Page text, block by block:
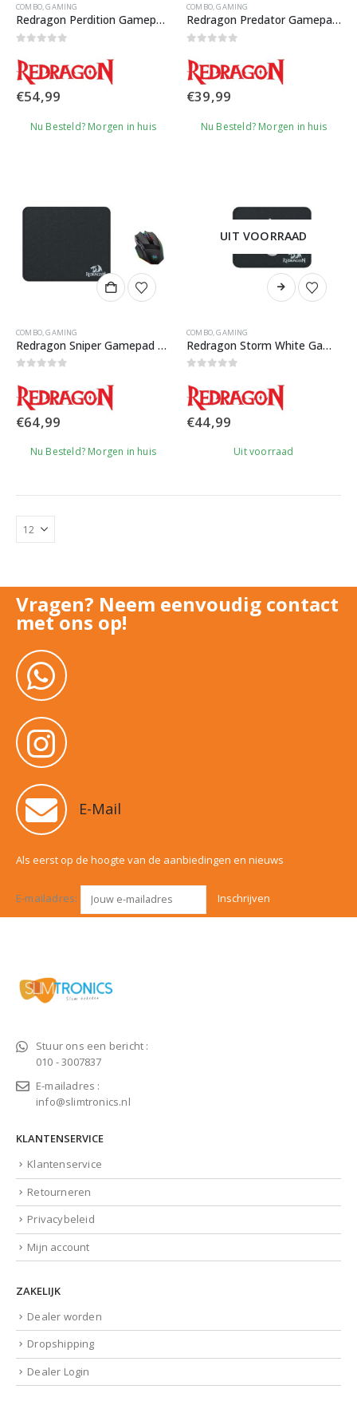
COMBO,GAMING
Redragon Perdition Gamepad Set
€54,99
Nu Besteld? Morgen in huis
COMBO,GAMING
Redragon Predator Gamepad Set
€39,99
Nu Besteld? Morgen in huis
COMBO ,GAMING
Redragon Sniper Gamepad set
€64,99
Nu Besteld? Morgen in huis
UIT VOORRAAD
COMBO ,GAMING
Redragon Storm White Gamepad Set
€44,99
Uit voorraad
Vragen? Neem eenvoudig contact
met ons op!
E-Mail
Als eerst op de hoogte van de aanbiedingen en nieuws
E-mailadres:
Stuur ons een bericht :
010 - 3007837
E-mailadres :
info@slimtronics.nl
KLANTENSERVICE
Klantenservice
Retourneren
Privacybeleid
Mijn account
ZAKELIJK
Dealer worden
Dropshipping
Dealer Login